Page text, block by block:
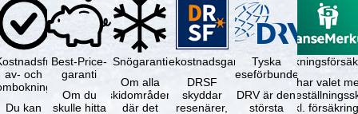
av- och
Du kan
Best-Price-
garanti
Om du
skulle hitta
Snögaranti
Om alla
skidområden
där det
Resekostnadsgaranti
DRSF
skyddar
resenärer,
Tyska
reseförbundet
DRV är den
största
Du har valet
(inkl.